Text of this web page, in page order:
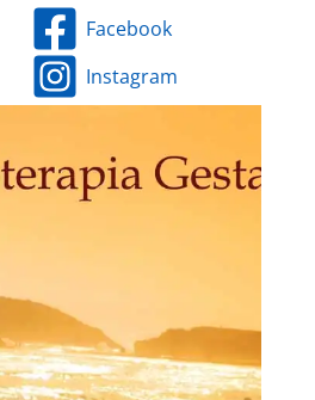
Facebook
Instagram